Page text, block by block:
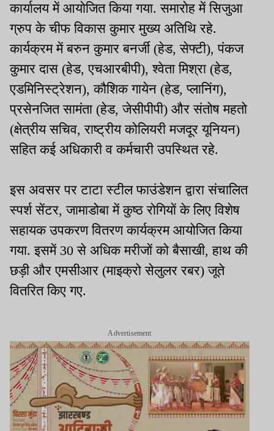
कार्यालय में आयोजित किया गया. समारोह में सिजुआ
ग्रुप के चीफ विकास कुमार मुख्य अतिथि रहे.
कार्यक्रम में बरुन कुमार बनर्जी (हेड, सेफ्टी), पंकज
कुमार दास (हेड, एचआरबीपी), श्वेता मिश्रा (हेड,
एडमिनिस्ट्रेशन), कौशिक गायेन (हेड, प्लानिंग),
प्रसेनजित सामंता (हेड, जेसीपीपी) और संतोष महतो
(क्षेत्रीय सचिव, राष्ट्रीय कोलियरी मजदूर यूनियन)
सहित कई अधिकारी व कर्मचारी उपस्थित रहे.
इस अवसर पर टाटा स्टील फाउंडेशन द्वारा संचालित
स्पर्श सेंटर, जामाडोबा में कुष्ठ रोगियों के लिए विशेष
सहायक उपकरण वितरण कार्यक्रम आयोजित किया
गया. इसमें 30 से अधिक मरीजों को बैसाखी, हाथ की
छड़ी और एमसीआर (माइक्रो सेलुलर रबर) जूते
वितरित किए गए.
Advertisement